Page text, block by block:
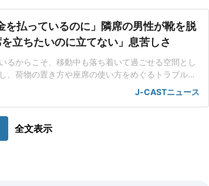
を払っているのに」隣席の男性が靴を脱
立ちたいのに立てない」息苦しさ
るからこそ、移動中も落ち着いて過ごせる空間とし
、荷物の置き方や座席の使い方をめぐるトラブルに
本民営鉄道協会が実施した「2025年度駅と電車内の
年10月1日~11月30日にウェブ上で実施、5202人が回
いたり、身体
J-CASTニュース
全文表示